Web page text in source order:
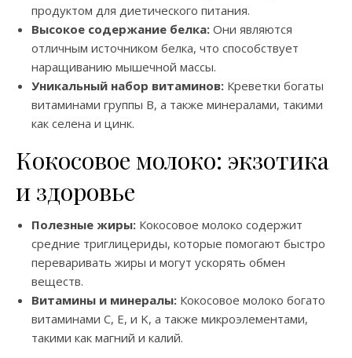
продуктом для диетического питания.
Высокое содержание белка: Они являются
отличным источником белка, что способствует
наращиванию мышечной массы.
Уникальный набор витаминов: Креветки богаты
витаминами группы B, а также минералами, такими
как селена и цинк.
Кокосовое молоко: экзотика
и здоровье
Полезные жиры: Кокосовое молоко содержит
средние триглицериды, которые помогают быстро
переваривать жиры и могут ускорять обмен
веществ.
Витамины и минералы: Кокосовое молоко богато
витаминами C, E, и K, а также микроэлементами,
такими как магний и калий.